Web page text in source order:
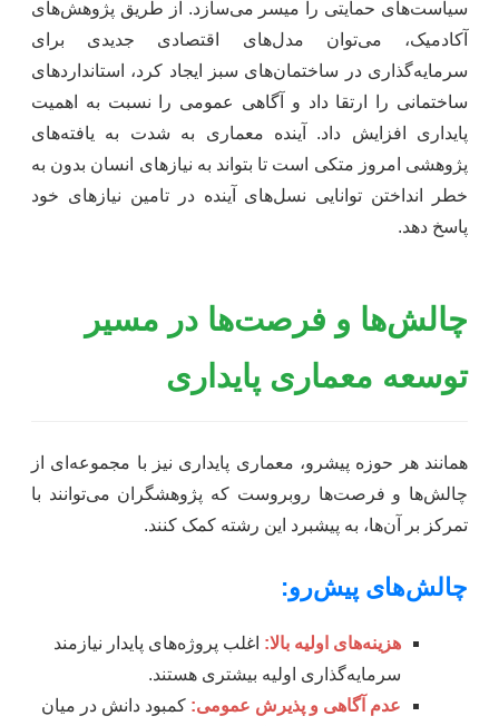
سیاست‌های حمایتی را میسر می‌سازد. از طریق پژوهش‌های
آکادمیک، می‌توان مدل‌های اقتصادی جدیدی برای
سرمایه‌گذاری در ساختمان‌های سبز ایجاد کرد، استانداردهای
ساختمانی را ارتقا داد و آگاهی عمومی را نسبت به اهمیت
پایداری افزایش داد. آینده معماری به شدت به یافته‌های
پژوهشی امروز متکی است تا بتواند به نیازهای انسان بدون به
خطر انداختن توانایی نسل‌های آینده در تامین نیازهای خود
پاسخ دهد.
چالش‌ها و فرصت‌ها در مسیر
توسعه معماری پایداری
همانند هر حوزه پیشرو، معماری پایداری نیز با مجموعه‌ای از
چالش‌ها و فرصت‌ها روبروست که پژوهشگران می‌توانند با
تمرکز بر آن‌ها، به پیشبرد این رشته کمک کنند.
چالش‌های پیش‌رو:
هزینه‌های اولیه بالا: اغلب پروژه‌های پایدار نیازمند
سرمایه‌گذاری اولیه بیشتری هستند.
عدم آگاهی و پذیرش عمومی: کمبود دانش در میان